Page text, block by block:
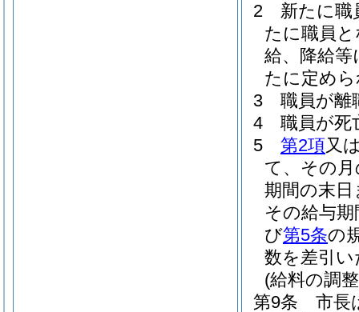
2
新たに職
たに職員
給、降給
たに定め
3
職員が離
4
職員が死
5
第2項又
て、その
期間の末
その給与
び第5条の
数を差引
(給料の調
第9条
市長